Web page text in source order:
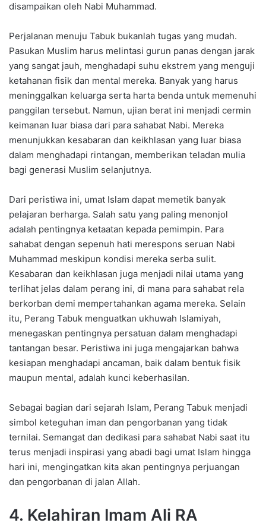
disampaikan oleh Nabi Muhammad.
Perjalanan menuju Tabuk bukanlah tugas yang mudah.
Pasukan Muslim harus melintasi gurun panas dengan jarak
yang sangat jauh, menghadapi suhu ekstrem yang menguji
ketahanan fisik dan mental mereka. Banyak yang harus
meninggalkan keluarga serta harta benda untuk memenuhi
panggilan tersebut. Namun, ujian berat ini menjadi cermin
keimanan luar biasa dari para sahabat Nabi. Mereka
menunjukkan kesabaran dan keikhlasan yang luar biasa
dalam menghadapi rintangan, memberikan teladan mulia
bagi generasi Muslim selanjutnya.
Dari peristiwa ini, umat Islam dapat memetik banyak
pelajaran berharga. Salah satu yang paling menonjol
adalah pentingnya ketaatan kepada pemimpin. Para
sahabat dengan sepenuh hati merespons seruan Nabi
Muhammad meskipun kondisi mereka serba sulit.
Kesabaran dan keikhlasan juga menjadi nilai utama yang
terlihat jelas dalam perang ini, di mana para sahabat rela
berkorban demi mempertahankan agama mereka. Selain
itu, Perang Tabuk menguatkan ukhuwah Islamiyah,
menegaskan pentingnya persatuan dalam menghadapi
tantangan besar. Peristiwa ini juga mengajarkan bahwa
kesiapan menghadapi ancaman, baik dalam bentuk fisik
maupun mental, adalah kunci keberhasilan.
Sebagai bagian dari sejarah Islam, Perang Tabuk menjadi
simbol keteguhan iman dan pengorbanan yang tidak
ternilai. Semangat dan dedikasi para sahabat Nabi saat itu
terus menjadi inspirasi yang abadi bagi umat Islam hingga
hari ini, mengingatkan kita akan pentingnya perjuangan
dan pengorbanan di jalan Allah.
4. Kelahiran Imam Ali RA